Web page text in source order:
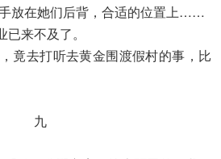
放在她们后背，合适的位置上……
来不及了。
去打听去黄金围渡假村的事，比
九